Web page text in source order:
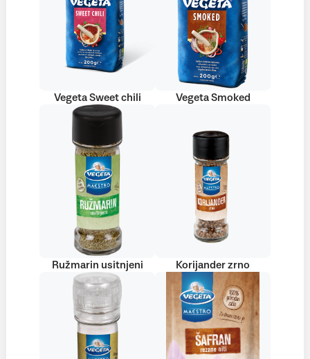
Vegeta Sweet chili Vegeta Smoked
Ružmarin usitnjeni Korijander zrno